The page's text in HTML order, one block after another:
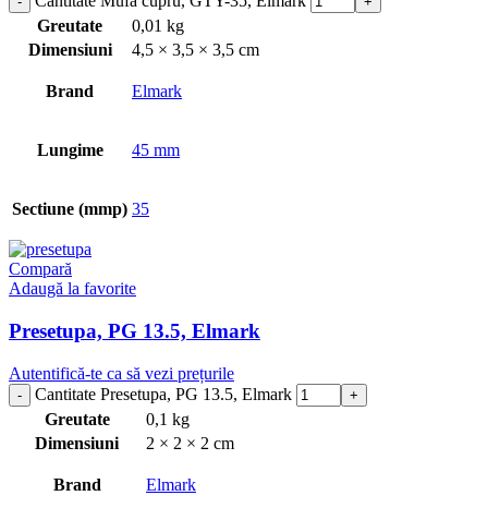
Greutate
0,01 kg
Dimensiuni
4,5 × 3,5 × 3,5 cm
Brand Elmark
Lungime 45 mm
Sectiune (mmp) 35
Compară
Adaugă la favorite
Presetupa, PG 13.5, Elmark
Autentifică-te ca să vezi prețurile
Cantitate Presetupa, PG 13.5, Elmark
Greutate
0,1 kg
Dimensiuni
2 × 2 × 2 cm
Brand Elmark